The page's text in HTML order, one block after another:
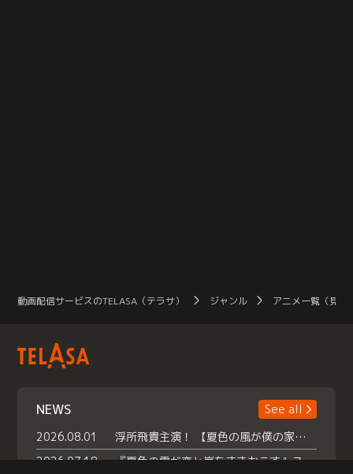
動画配信サービスのTELASA（テラサ） ジャンル アニメ一覧（見放
NEWS
See all
2026.08.01
浮所飛貴主演！ 【夏色の風が僕の家にやってきた】 本日よりテラサで独占配信スタート！
2026.07.18
『夏色の雲が恋と嵐をまきおこす』スペシャルメイキング 【Part1】2026年７月18日（土）23時30分～配信スタート！話題のシーンの裏側を大公開！豪華キャスト大集合！ 『武宮家 真夏の家族会議』開催！